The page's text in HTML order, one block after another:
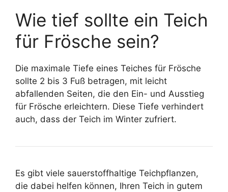
Wie tief sollte ein Teich
für Frösche sein?
Die maximale Tiefe eines Teiches für Frösche
sollte 2 bis 3 Fuß betragen, mit leicht
abfallenden Seiten, die den Ein- und Ausstieg
für Frösche erleichtern. Diese Tiefe verhindert
auch, dass der Teich im Winter zufriert.
Es gibt viele sauerstoffhaltige Teichpflanzen,
die dabei helfen können, Ihren Teich in gutem